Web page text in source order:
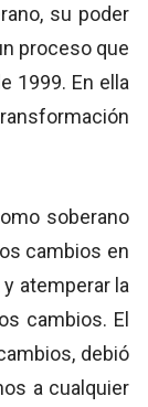
su poder
proceso que
1999. En ella
soberano
cambios en
atemperar la
cambios. El
debió
a cualquier